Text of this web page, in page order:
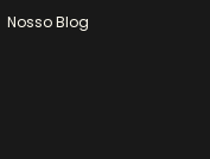
Nosso Blog